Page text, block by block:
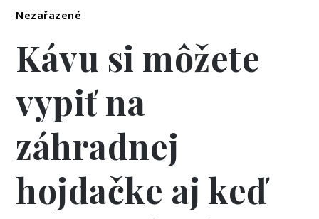
Nezařazené
Kávu si môžete
vypiť na
záhradnej
hojdačke aj keď